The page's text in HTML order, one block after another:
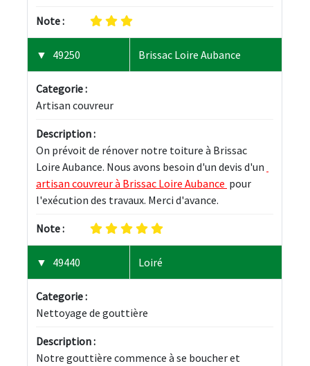
Note :
49250 Brissac Loire Aubance
Categorie :
Artisan couvreur
Description :
On prévoit de rénover notre toiture à Brissac
Loire Aubance. Nous avons besoin d'un devis d'un
artisan couvreur à Brissac Loire Aubance pour
l'exécution des travaux. Merci d'avance.
Note :
49440 Loiré
Categorie :
Nettoyage de gouttière
Description :
Notre gouttière commence à se boucher et